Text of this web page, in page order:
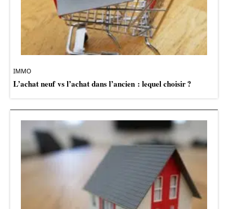
IMMO
L’achat neuf vs l’achat dans l’ancien : lequel choisir ?